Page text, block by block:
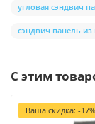
угловая сэндвич
сэндвич панель
С этим
Ваша скидка: -17%